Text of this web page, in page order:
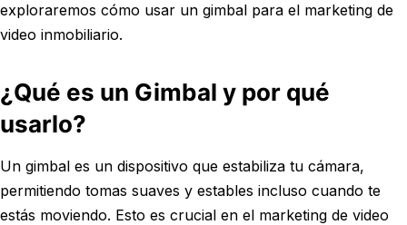
exploraremos cómo usar un gimbal para el marketing de
video inmobiliario.
¿Qué es un Gimbal y por qué
usarlo?
Un gimbal es un dispositivo que estabiliza tu cámara,
permitiendo tomas suaves y estables incluso cuando te
estás moviendo. Esto es crucial en el marketing de video